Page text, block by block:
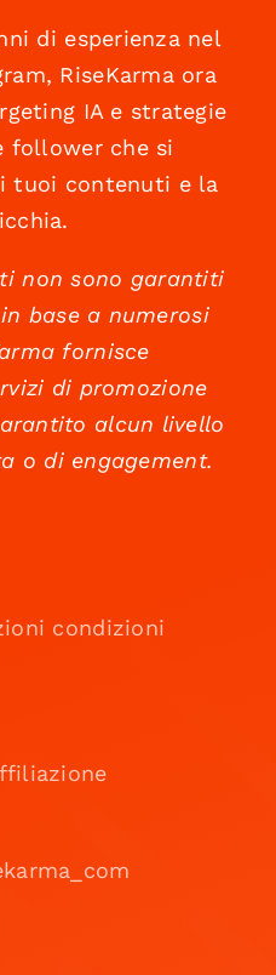
di esperienza nel
RiseKarma ora
IA e strategie
follower che si
tuoi contenuti e la
non sono garantiti
base a numerosi
fornisce
di promozione
alcun livello
o di engagement.
condizioni